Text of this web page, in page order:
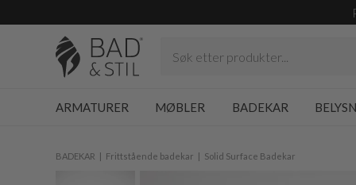
ARMATURER MØBLER BADEKAR
BADEKAR Frittstående badekar Solid Surface Badekar